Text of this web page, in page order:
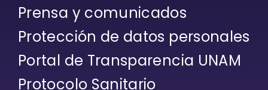
Prensa y comunicados
Protección de datos personales
Portal de Transparencia UNAM
Protocolo Sanitario